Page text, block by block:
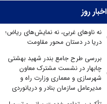
اخبار روز
نه ناوهای غربی، نه نمایش‌های ریاض؛
دریا در دستان محور مقاومت
بررسی طرح جامع بندر شهید بهشتی
چابهار در نشست مشترک معاون
شهرسازی و معماری وزارت راه و
مدیرعامل سازمان بنادر و دریانوردی